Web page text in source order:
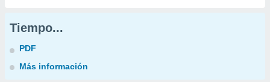
Tiempo...
PDF
Más información